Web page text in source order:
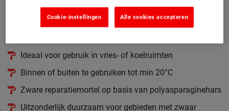
(8)
Voor essentiële betonreparaties tijdens de wintermaanden en
Ideaal voor gebruik in vries- of koelruimten
Binnen of buiten te gebruiken tot min 20°C
Zware reparatiemortel op basis van polyasparaginehars
Uitzonderlijk duurzaam voor gebieden met zwaar
Alle cookies accepteren
Cookie-instellingen